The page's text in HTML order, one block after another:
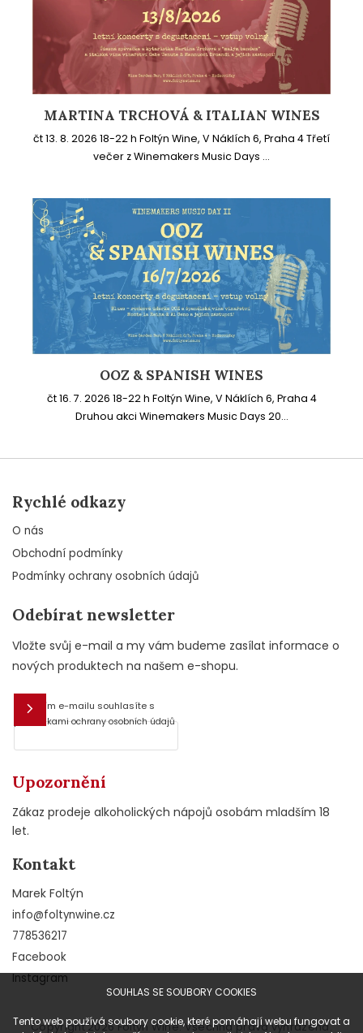
SOUHLAS SE SOUBORY COOKIES
Tento web používá soubory cookie, které pomáhají webu fungovat a
MARTINA TRCHOVÁ & ITALIAN WINES
čt 13. 8. 2026 18-22 h Foltýn Wine, V Náklích 6, Praha 4 Třetí
večer z Winemakers Music Days ...
OOZ & SPANISH WINES
čt 16. 7. 2026 18-22 h Foltýn Wine, V Náklích 6, Praha 4
Druhou akci Winemakers Music Days 20...
Rychlé odkazy
O nás
Obchodní podmínky
Podmínky ochrany osobních údajů
Odebírat newsletter
Vložte svůj e-mail a my vám budeme zasílat informace o
nových produktech na našem e-shopu.
E-mail
Vložením e-mailu souhlasíte s
podmínkami ochrany osobních údajů
Upozornění
Zákaz prodeje alkoholických nápojů osobám mladším 18
let.
Kontakt
Marek Foltýn
info@foltynwine.cz
778536217
Facebook
Instagram
Copyright 2026Foltýn Wine. Všechna práva vyhrazena.